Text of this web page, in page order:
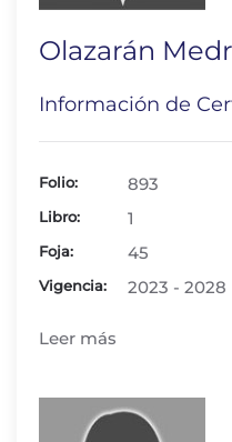
Olazarán
Información de
Folio: 893
Libro: 1
Foja: 45
Vigencia: 2023 - 2028
Leer más